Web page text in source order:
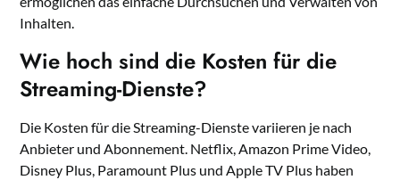
Inhalten.
Wie hoch sind die Kosten für die
Streaming-Dienste?
Die Kosten für die Streaming-Dienste variieren je nach
Anbieter und Abonnement. Netflix, Amazon Prime Video,
Disney Plus, Paramount Plus und Apple TV Plus haben